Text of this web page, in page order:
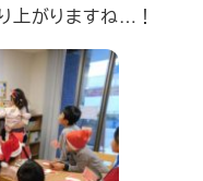
上がりますね…！